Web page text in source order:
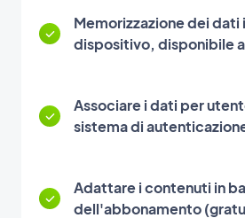
Memorizzazione dei dati
dispositivo, disponibile
Associare i dati per
sistema di
Adattare i contenuti in
dell'abbonamento